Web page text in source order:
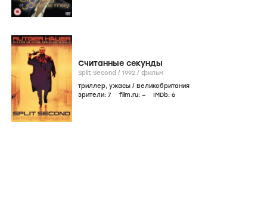
Считанные секунды
Split Second / 1992 / фильм
триллер, ужасы / Великобритания
зрители: 7 film.ru: – IMDb: 6